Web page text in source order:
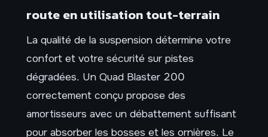
route en utilisation tout-terrain
La qualité de la suspension détermine votre
confort et votre sécurité sur pistes
dégradées. Un Quad Blaster 200
correctement conçu propose des
amortisseurs avec un débattement suffisant
pour absorber les bosses et les ornières. Le